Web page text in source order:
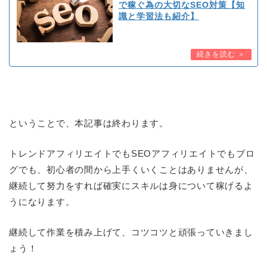
で稼ぐ為の大切なSEO対策【知
識と学習法も紹介】
ということで、本記事は終わります。
トレンドアフィリエイトでもSEOアフィリエイトでもブロ
グでも、初心者の間から上手くいくことはありませんが、
継続して努力をすれば確実にスキルは身について稼げるよ
うになります。
継続して作業を積み上げて、コツコツと頑張っていきまし
ょう！